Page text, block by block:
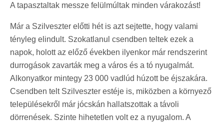
A tapasztaltak messze felülmúltak minden várakozást!
Már a Szilveszter előtti hét is azt sejtette, hogy valami
tényleg elindult. Szokatlanul csendben teltek ezek a
napok, holott az előző években ilyenkor már rendszerint
durrogások zavarták meg a város és a tó nyugalmát.
Alkonyatkor mintegy 23 000 vadlúd húzott be éjszakára.
Csendben telt Szilveszter estéje is, miközben a környező
településekről már jócskán hallatszottak a távoli
dörrenések. Szinte hihetetlen volt ez a nyugalom. A